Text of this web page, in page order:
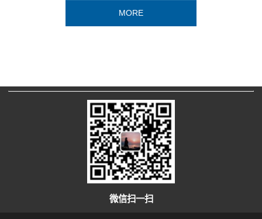
MORE
微信扫一扫